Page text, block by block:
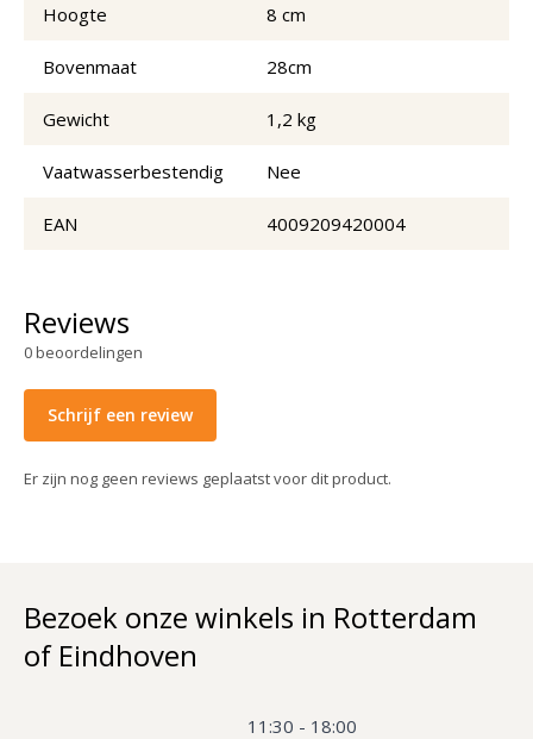
Hoogte 8 cm
Bovenmaat 28cm
Gewicht 1,2 kg
Vaatwasserbestendig Nee
EAN 4009209420004
Reviews
0beoordelingen
Schrijf een review
Er zijn nog geen reviews geplaatst voor dit product.
Bezoek onze winkels in Rotterdam
of Eindhoven
11:30 - 18:00